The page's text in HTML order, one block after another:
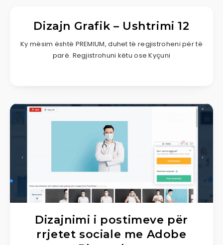
Dizajn Grafik – Ushtrimi 12
Ky mësim është PREMIUM, duhet të regjistroheni për të
parë. Regjistrohuni këtu ose Kyçuni
Dizajnimi i postimeve për
rrjetet sociale me Adobe